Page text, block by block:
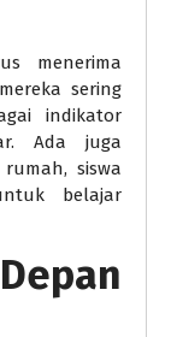
menerima
sering
indikator
Ada juga
siswa
belajar